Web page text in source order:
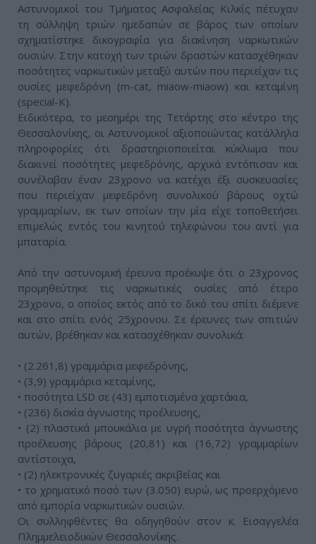
Αστυνομικοί του Τμήματος Ασφαλείας Κιλκίς πέτυχαν
τη σύλληψη τριών ημεδαπών σε βάρος των οποίων
σχηματίστηκε δικογραφία για διακίνηση ναρκωτικών
ουσιών. Στην κατοχή των τριών δραστών κατασχέθηκαν
ποσότητες ναρκωτικών μεταξύ αυτών που περιείχαν τις
ουσίες μεφεδρόνη (m-cat, miaow-miaow) και κεταμίνη
(special-K).
Ειδικότερα, το μεσημέρι της Τετάρτης στο κέντρο της
Θεσσαλονίκης, οι Αστυνομικοί αξιοποιώντας κατάλληλα
πληροφορίες ότι δραστηριοποιείται κύκλωμα που
διακινεί ποσότητες μεφεδρόνης, αρχικά εντόπισαν και
συνέλαβαν έναν 23χρονο να κατέχει έξι συσκευασίες
που περιείχαν μεφεδρόνη συνολικού βάρους οχτώ
γραμμαρίων, εκ των οποίων την μία είχε τοποθετήσει
επιμελώς εντός του κινητού τηλεφώνου του αντί για
μπαταρία.
Από την αστυνομική έρευνα προέκυψε ότι ο 23χρονος
προμηθεύτηκε τις ναρκωτικές ουσίες από έτερο
23χρονο, ο οποίος εκτός από το δικό του σπίτι διέμενε
και στο σπίτι ενός 25χρονου. Σε έρευνες των σπιτιών
αυτών, βρέθηκαν και κατασχέθηκαν συνολικά:
• (2.261,8) γραμμάρια μεφεδρόνης,
• (3,9) γραμμάρια κεταμίνης,
• ποσότητα LSD σε (43) εμποτισμένα χαρτάκια,
• (236) δισκία άγνωστης προέλευσης,
• (2) πλαστικά μπουκάλια με υγρή ποσότητα άγνωστης
προέλευσης βάρους (20,81) και (16,72) γραμμαρίων
αντίστοιχα,
• (2) ηλεκτρονικές ζυγαριές ακριβείας και
• το χρηματικό ποσό των (3.050) ευρώ, ως προερχόμενο
από εμπορία ναρκωτικών ουσιών.
Οι συλληφθέντες θα οδηγηθούν στον κ. Εισαγγελέα
Πλημμελειοδικών Θεσσαλονίκης.